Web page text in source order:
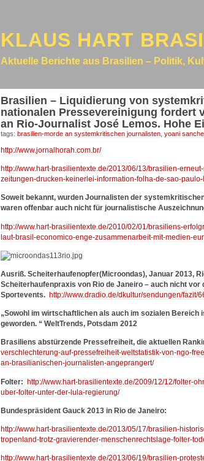
KLAUS HART
Aktuelle Berichte aus Brasilien – Politik,
Brasilien – Liquidierung von
nationalen Pressevereinigung fordert
an Rio-Journalist José Lemos. Hohe
tags: brasilien-morde an systemkritischen journalisten yoani
http://www.jornalhorah.com.br/
http://www.hart-brasilientexte.de/2013/06/13/brasilien-
zeitungen-drucken-keinerlei-information-folha-de-sao-
Soweit bekannt, wurden Journalisten der
waren offenbar auch nicht für journalistische
http://www.hart-brasilientexte.de/2010/02/01/brasiliens-
laut-brasil-economico-enge-zusammenarbeit-mit-medien-
Ausriß. Scheiterhaufenopfer(Microondas), Januar 2013,
Scheiterhaufenpraxis von Rio de Janeiro – auch nicht vor
Sportevents. http://www.dradio.de/dkultur/sendungen/fazit/
„Sowohl im wirtschaftlichen als auch im sozialen Bereich
geworden. “ WeltTrends, Potsdam 2012
Brasiliens abstürzende Pressefreiheit, die aktuellen
verschlechterung-auf-pressefreiheit-weltstatistik-von-ngo-
an-brasilianischen-journalisten-angeprangert/
Folter: http://www.hart-brasilientexte.de/2009/12/12/folter-
uber-folter-unter-der-lula-regierung/
Bundespräsident Gauck 2013 in Rio de Janeiro:
http://www.hart-brasilientexte.de/2013/05/17/brasilien-
tropenland-trotz-gravierender-menschenrechtslage-folter-
http://www.hart-brasilientexte.de/2013/06/19/brasilien-